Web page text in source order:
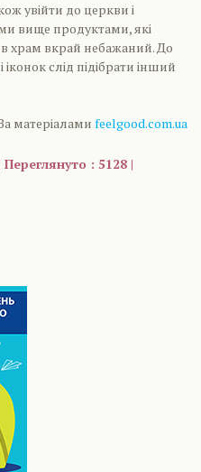
увійти до церкви і
вище продуктами, які
храм вкрай небажаний. До
іконок слід підібрати інший
матеріалами feelgood.com.ua
Переглянуто : 5128 |